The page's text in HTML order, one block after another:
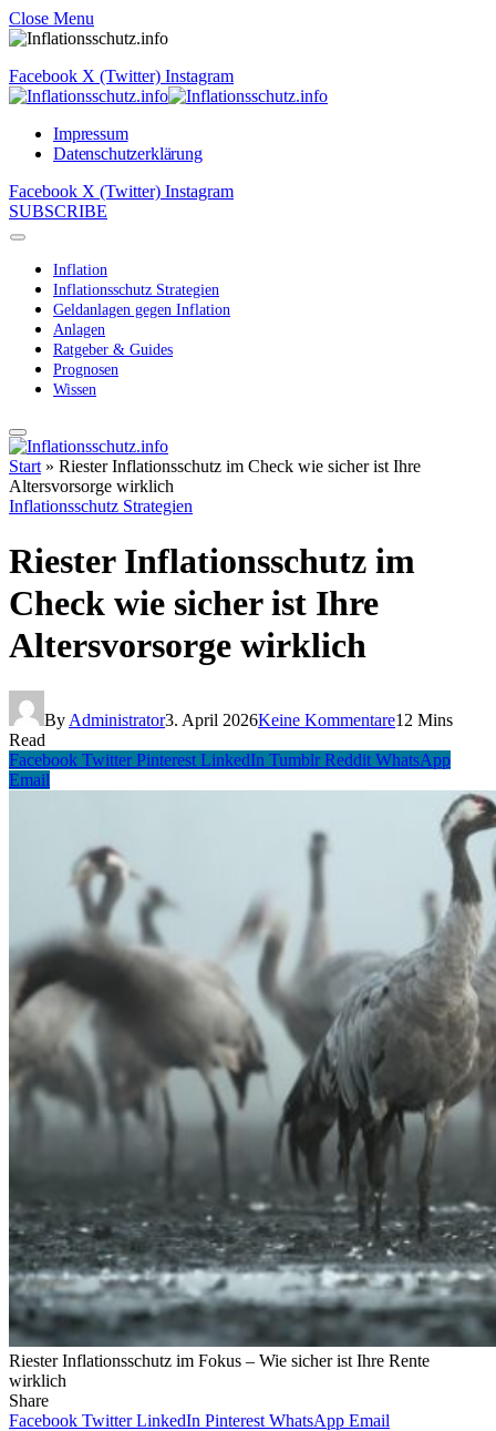
Close Menu
Facebook X (Twitter) Instagram
Impressum
Datenschutzerklärung
Facebook X (Twitter) Instagram
SUBSCRIBE
Inflation
Inflationsschutz Strategien
Geldanlagen gegen Inflation
Anlagen
Ratgeber & Guides
Prognosen
Wissen
Start » Riester Inflationsschutz im Check wie sicher ist Ihre
Altersvorsorge wirklich
Inflationsschutz Strategien
Riester Inflationsschutz im
Check wie sicher ist Ihre
Altersvorsorge wirklich
By Administrator3. April 2026Keine Kommentare12 Mins
Read
Facebook Twitter Pinterest LinkedIn Tumblr Reddit WhatsApp
Email
Riester Inflationsschutz im Fokus – Wie sicher ist Ihre Rente
wirklich
Share
Facebook Twitter LinkedIn Pinterest WhatsApp Email